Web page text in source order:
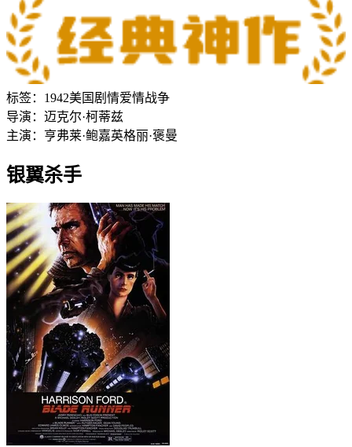
标签： 1942美国 剧情爱情战争
导演： 迈克尔·柯蒂兹
主演： 亨弗莱·鲍嘉英格丽·褒曼
银翼杀手